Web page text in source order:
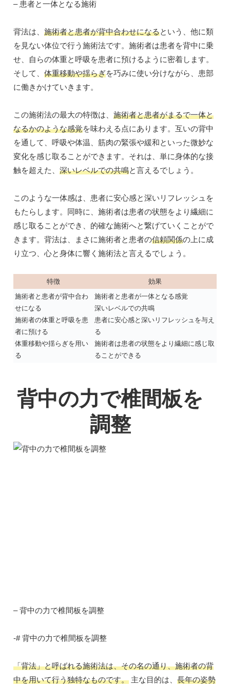
– 患者と一体となる施術
背法は、 施術者と患者が背中合わせになるという、他に類
を見ない体位で行う施術法です。施術者は患者を背中に乗
せ、自らの体重と呼吸を患者に預けるように密着します。
そして、 体重移動や揺らぎを巧みに使い分けながら、患部
に働きかけていきます。
この施術法の最大の特徴は、 施術者と患者がまるで一体と
なるかのような感覚を味わえる点にあります。互いの背中
を通して、呼吸や体温、筋肉の緊張や緩和といった微妙な
変化を感じ取ることができます。それは、単に身体的な接
触を超えた、 深いレベルでの共鳴と言えるでしょう。
このような一体感は、患者に安心感と深いリフレッシュを
もたらします。同時に、施術者は患者の状態をより繊細に
感じ取ることができ、的確な施術へと繋げていくことがで
きます。背法は、まさに施術者と患者の信頼関係の上に成
り立つ、心と身体に響く施術法と言えるでしょう。
特徴
効果
施術者と患者が背中合わ
せになる
施術者の体重と呼吸を患
者に預ける
体重移動や揺らぎを用い
る
施術者と患者が一体となる感覚
深いレベルでの共鳴
患者に安心感と深いリフレッシュを与え
る
施術者は患者の状態をより繊細に感じ取
ることができる
背中の力で椎間板を
調整
– 背中の力で椎間板を調整
-# 背中の力で椎間板を調整
「背法」と呼ばれる施術法は、その名の通り、施術者の背
中を用いて行う独特なものです。 主な目的は、 長年の姿勢